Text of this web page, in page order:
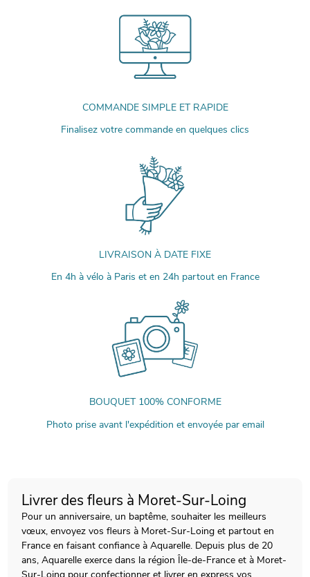
COMMANDE SIMPLE ET RAPIDE
Finalisez votre commande en quelques clics
LIVRAISON À DATE FIXE
En 4h à vélo à Paris et en 24h partout en France
BOUQUET 100% CONFORME
Photo prise avant l'expédition et envoyée par email
Livrer des fleurs à Moret-Sur-Loing
Pour un anniversaire, un baptême, souhaiter les meilleurs
vœux, envoyez vos fleurs à Moret-Sur-Loing et partout en
France en faisant confiance à Aquarelle. Depuis plus de 20
ans, Aquarelle exerce dans la région Île-de-France et à Moret-